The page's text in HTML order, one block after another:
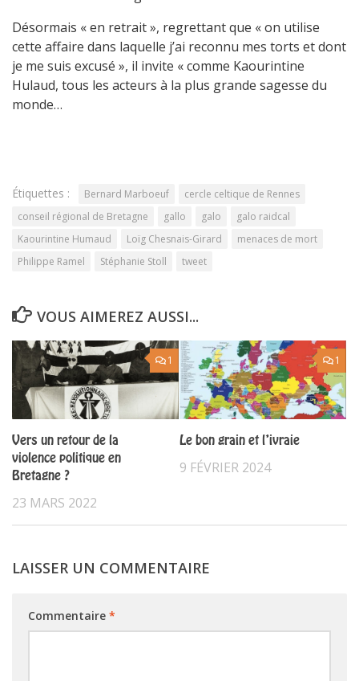
Désormais « en retrait », regrettant que « on utilise
cette affaire dans laquelle j’ai reconnu mes torts et dont
je me suis excusé », il invite « comme Kaourintine
Hulaud, tous les acteurs à la plus grande sagesse du
monde…
Étiquettes : Bernard Marboeuf
cercle celtique de Rennes
conseil régional de Bretagne
gallo galo
galo raidcal
Kaourintine Humaud
Loïg Chesnais-Girard
menaces de mort
Philippe Ramel
Stéphanie Stoll tweet
VOUS AIMEREZ AUSSI...
1
Vers un retour de la
violence politique en
Bretagne ?
23 MARS 2022
1
Le bon grain et l’ivraie
9 FÉVRIER 2024
LAISSER UN COMMENTAIRE
Commentaire *